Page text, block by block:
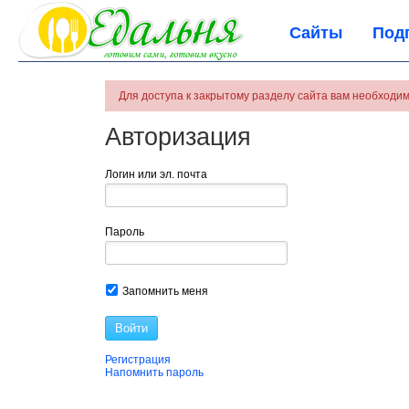
Сайты
Для доступа к закрытому разделу сайта вам
Авторизация
Логин или эл. почта
Пароль
Запомнить меня
Войти
Регистрация
Напомнить пароль